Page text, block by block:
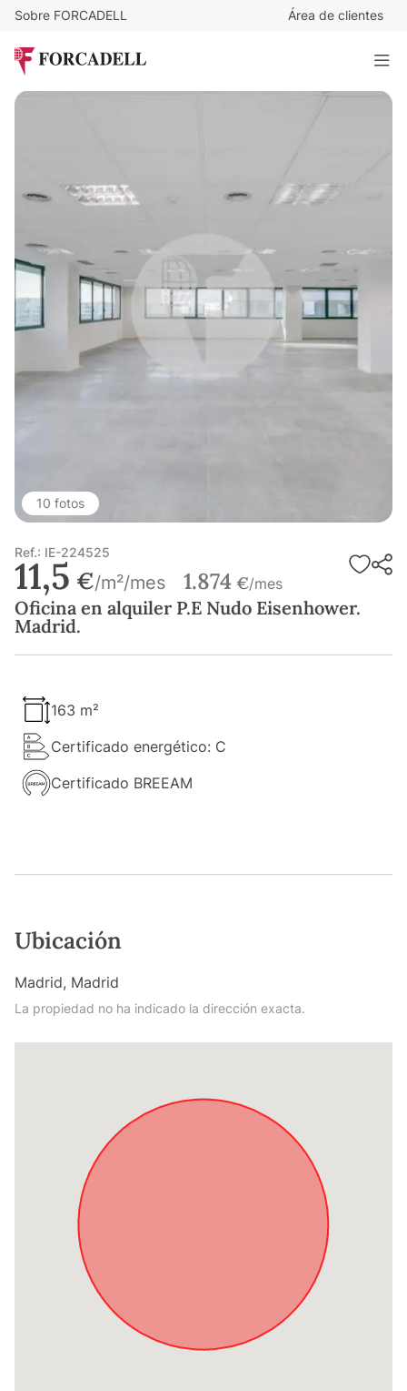
Sobre FORCADELL Área de clientes
Oficina en alquiler P.E Nudo Eisenhower. Madrid.
163 m²
10 fotos
Ref.: IE-224525
11,5 €/m²/mes 1.874 €/mes
Oficina en alquiler P.E Nudo Eisenhower.
Madrid.
163 m²
Certificado energético: C
Certificado BREEAM
Ubicación
Madrid, Madrid
La propiedad no ha indicado la dirección exacta.